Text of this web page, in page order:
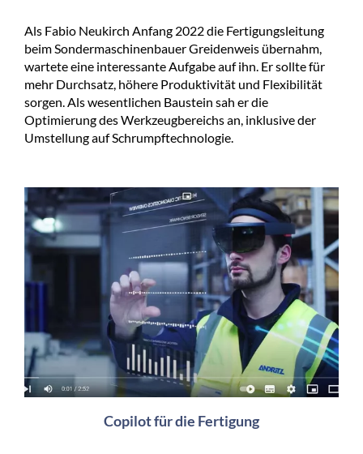
Als Fabio Neukirch Anfang 2022 die Fertigungsleitung
beim Sondermaschinenbauer Greidenweis übernahm,
wartete eine interessante Aufgabe auf ihn. Er sollte für
mehr Durchsatz, höhere Produktivität und Flexibilität
sorgen. Als wesentlichen Baustein sah er die
Optimierung des Werkzeugbereichs an, inklusive der
Umstellung auf Schrumpftechnologie.
Copilot für die Fertigung